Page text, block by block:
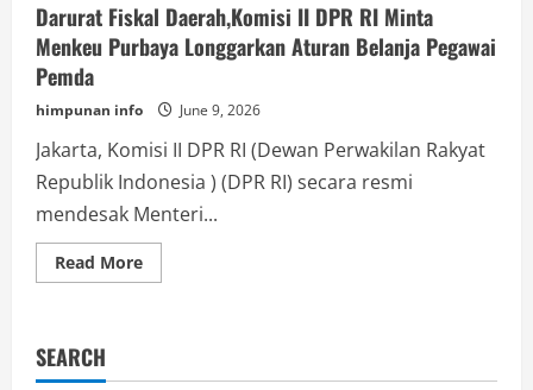
Darurat Fiskal Daerah,Komisi II DPR RI Minta
Menkeu Purbaya Longgarkan Aturan Belanja Pegawai
Pemda
himpunan info June 9, 2026
Jakarta, Komisi II DPR RI (Dewan Perwakilan Rakyat
Republik Indonesia ) (DPR RI) secara resmi
mendesak Menteri...
Read MoreRead
more
DPR
SEARCH